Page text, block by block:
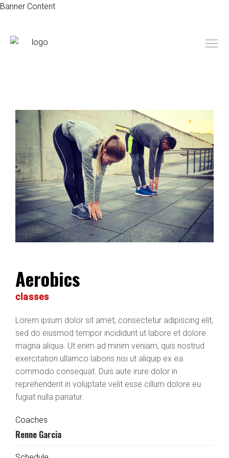
Banner Content
Aerobics
classes
Lorem ipsum dolor sit amet, consectetur adipiscing elit,
sed do eiusmod tempor incididunt ut labore et dolore
magna aliqua. Ut enim ad minim veniam, quis nostrud
exercitation ullamco laboris nisi ut aliquip ex ea
commodo consequat. Duis aute irure dolor in
reprehenderit in voluptate velit esse cillum dolore eu
fugiat nulla pariatur.
Coaches
Renne Garcia